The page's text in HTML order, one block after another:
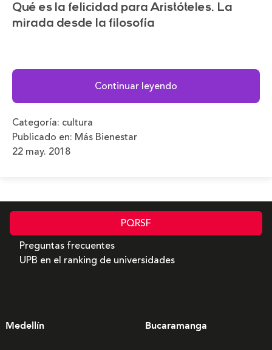
Qué es la felicidad para Aristóteles. La
mirada desde la filosofía
Continuar leyendo
Categoría: cultura
Publicado en: Más Bienestar
22 may. 2018
PQRSF
Preguntas frecuentes
UPB en el ranking de universidades
Medellín Bucaramanga